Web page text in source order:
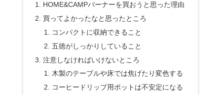
HOME&CAMPバーナーを買おうと思った理由
買ってよかったなと思ったところ
コンパクトに収納できること
五徳がしっかりしていること
注意しなければいけないところ
木製のテーブルや床では焦げたり変色する
コーヒードリップ用ポットは不安定になる